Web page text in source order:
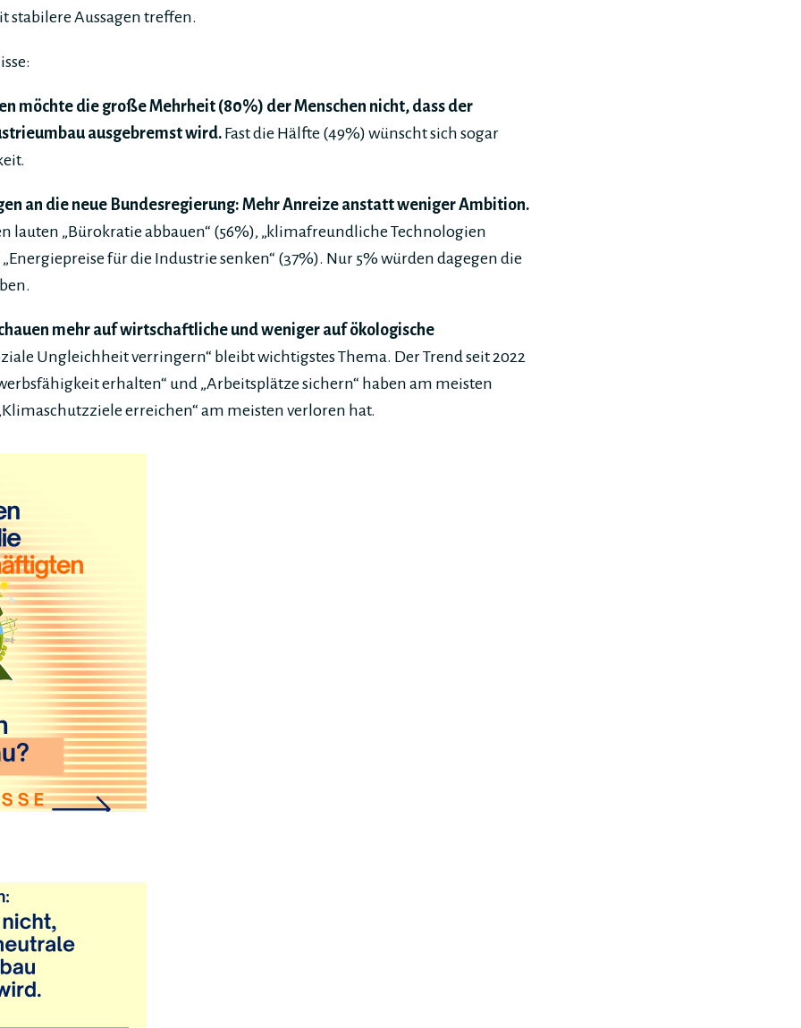
stabilere Aussagen treffen.
möchte die große Mehrheit (80%) der Menschen nicht, dass der
ausgebremst wird. Fast die Hälfte (49%) wünscht sich sogar
an die neue Bundesregierung: Mehr Anreize anstatt weniger Ambition.
lauten „Bürokratie abbauen“ (56%), „klimafreundliche Technologien
für die Industrie senken“ (37%). Nur 5% würden dagegen die
mehr auf wirtschaftliche und weniger auf ökologische
Ungleichheit verringern“ bleibt wichtigstes Thema. Der Trend seit 2022
erhalten“ und „Arbeitsplätze sichern“ haben am meisten
erreichen“ am meisten verloren hat.